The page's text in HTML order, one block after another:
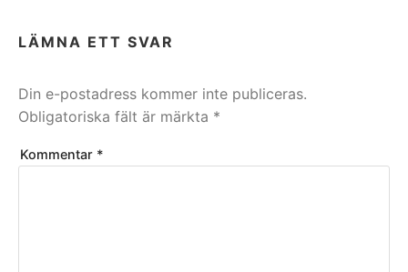
LÄMNA ETT SVAR
Din e-postadress kommer inte publiceras.
Obligatoriska fält är märkta *
Kommentar *